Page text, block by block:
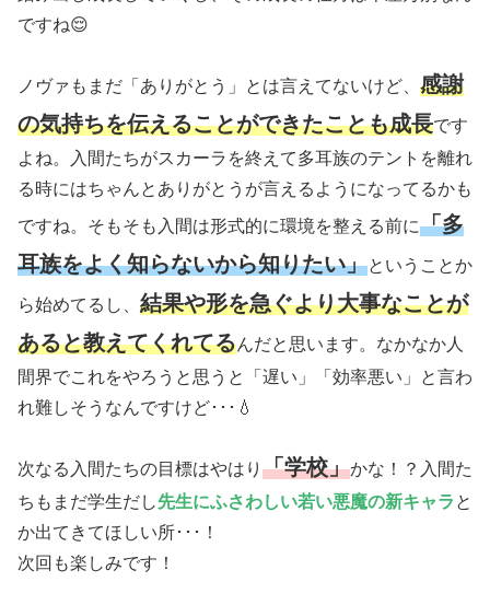
ですね😌
ノヴァもまだ「ありがとう」とは言えてないけど、 感謝
の気持ちを伝えることができたことも成長です
よね。入間たちがスカーラを終えて多耳族のテントを離れ
る時にはちゃんとありがとうが言えるようになってるかも
ですね。そもそも入間は形式的に環境を整える前に「多
耳族をよく知らないから知りたい」ということか
ら始めてるし、 結果や形を急ぐより大事なことが
あると教えてくれてるんだと思います。なかなか人
間界でこれをやろうと思うと「遅い」「効率悪い」と言わ
れ難しそうなんですけど･･･💧
次なる入間たちの目標はやはり 「学校」かな！？入間た
ちもまだ学生だし先生にふさわしい若い悪魔の新キャラ と
か出てきてほしい所･･･！
次回も楽しみです！